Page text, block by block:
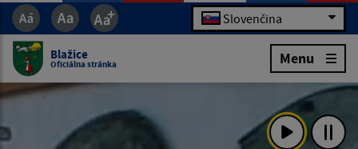
Slovenčina
Blažice
Oficiálna stránka Menu